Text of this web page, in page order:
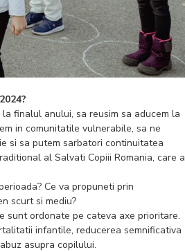
finalul anului, sa reusim sa aducem la
in comunitatile vulnerabile, sa ne
si sa putem sarbatori continuitatea
al Salvati Copiii Romania, care a
Ce va propuneti prin
scurt si mediu?
sunt ordonate pe cateva axe prioritare.
infantile, reducerea semnificativa
asupra copilului.